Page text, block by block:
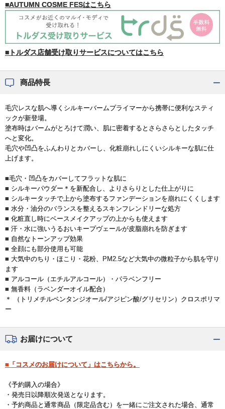
■AUTUMN COSME FESはこちら
■トルダス店舗受け取りサービスについてはこちら
商品特長
毛穴レスな肌へ導くシルキーバームプライマーから携帯に便利なスティ
ックが新登場。
塗布時はバームがとろけて潤い、肌に密着するとさらさらとしたタッチ
へと変化。
毛穴や凹凸をふんわりとカバーし、化粧崩れしにくいシルキーな肌に仕
上げます。
■毛穴・凹凸をカバーしてフラットな肌に
■ シルキーパウダー＊を新配合し、よりさらりとした仕上がりに
■ シルキータッチで上から塗布するファンデーションを崩れにくくします
■ 水分・油分のバランスを整えるスキンフレンドリーな処方
■ 化粧直し時にベースメイクアップの上からも使えます
■ 汗・水に強いうるおいキープヴェールが皮脂崩れを防ぎます
■ 自然なトーンアップ効果
■ 全顔にも部分使用も可能
■ 大気中のちり・ほこり・花粉、PM2.5など大気中の微粒子から肌を守り
ます
■ アルコール（エチルアルコール）・パラベンフリー
■ 無香料（ラベンダーオイル配合）
＊ （トリメチルペンタンジオール/アジピン酸/グリセリン）クロスポリマ
ー
お届けについて
■「コスメのお届けについて」はこちらから。
《予約購入の場合》
・発売日以降順次発送となります。
・予約商品と通常商品（限定品含む）を一緒にご注文された場合、通常